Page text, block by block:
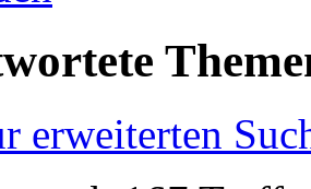
erweiterten